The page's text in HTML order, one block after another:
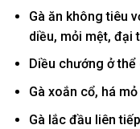
Gà ăn không tiêu
diều, mỏi mệt, đại
Diều chướng ở
Gà xoắn cổ, há
Gà lắc đầu liên tiếp